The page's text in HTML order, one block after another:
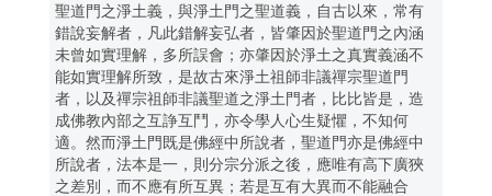
聖道門之淨土義，與淨土門之聖道義，自古以來，常有
錯說妄解者，凡此錯解妄弘者，皆肇因於聖道門之內涵
未曾如實理解，多所誤會；亦肇因於淨土之真實義涵不
能如實理解所致，是故古來淨土祖師非議禪宗聖道門
者，以及禪宗祖師非議聖道之淨土門者，比比皆是，造
成佛教內部之互諍互鬥，亦令學人心生疑懼，不知何
適。然而淨土門既是佛經中所說者，聖道門亦是佛經中
所說者，法本是一，則分宗分派之後，應唯有高下廣狹
之差別，而不應有所互異；若是互有大異而不能融合